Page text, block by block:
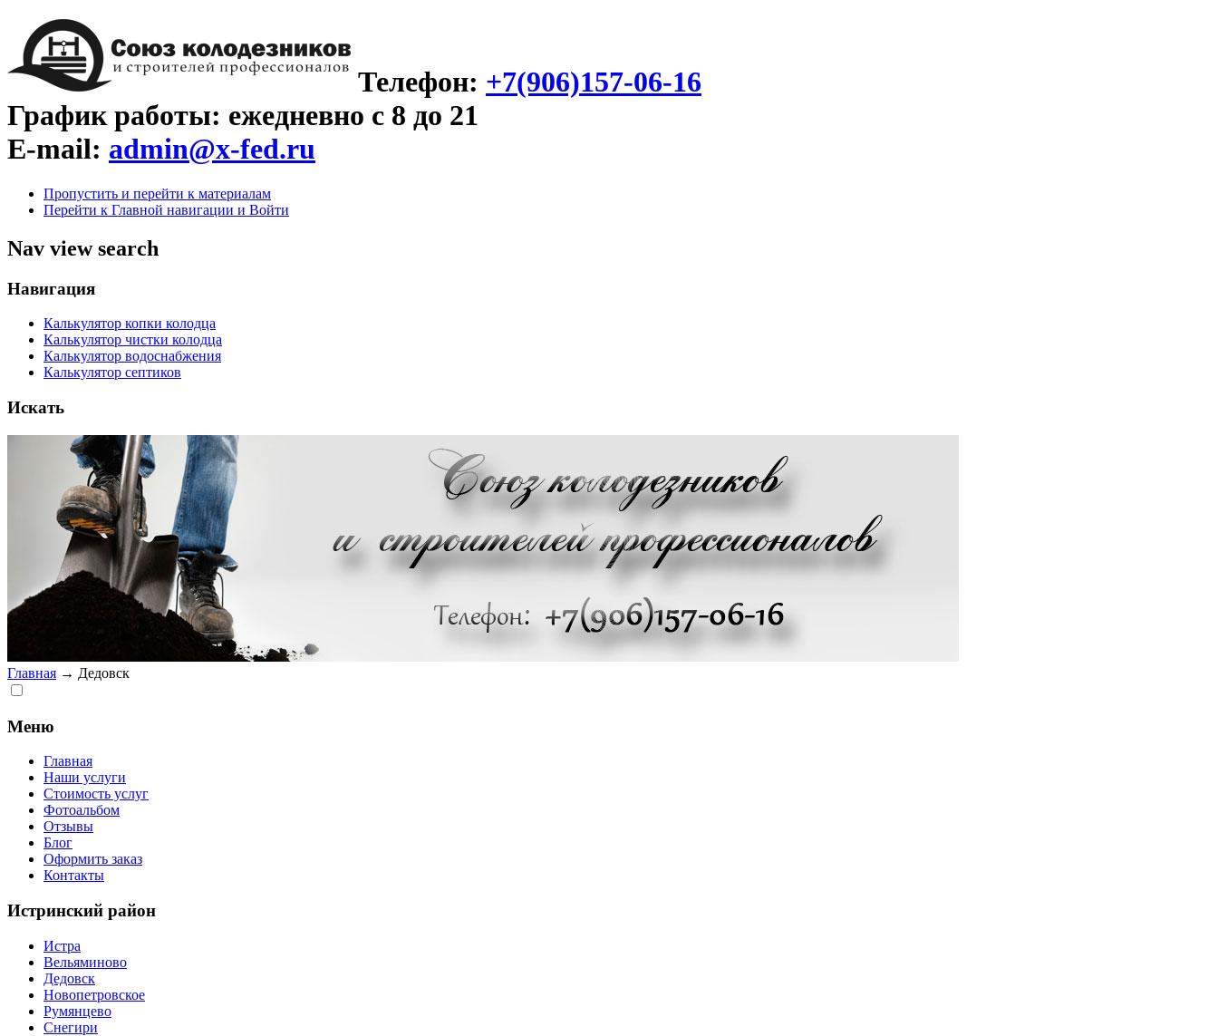
Телефон: +7(906)157-06-16
График работы: ежедневно с 8 до 21
E-mail: admin@x-fed.ru
Пропустить и перейти к материалам
Перейти к Главной навигации и Войти
Nav view search
Навигация
Калькулятор копки колодца
Калькулятор чистки колодца
Калькулятор водоснабжения
Калькулятор септиков
Искать
Главная → Дедовск
Меню
Главная
Наши услуги
Стоимость услуг
Фотоальбом
Отзывы
Блог
Оформить заказ
Контакты
Истринский район
Истра
Вельяминово
Дедовск
Новопетровское
Румянцево
Снегири